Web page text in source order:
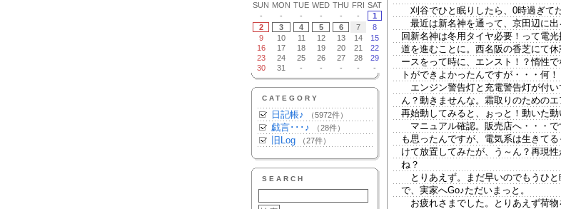
SUN MON TUE WED THU FRI SAT
-
- - - - -
1
2
3 4 5 6 7
8
9
10 11 12 13 14
15
16
17 18 19 20 21
22
23
24 25 26 27 28
29
30
31 - - - - -
CATEGORY
日記帳♪ （5972件）
戯言･･･♪ （28件）
旧Log （27件）
SEARCH
刈谷でひと眠りしたら、0時過ぎて
最近は新名神を通って、京田辺に
回新名神は冬用タイヤ必要！って電
道を進むことに。西名阪の香芝にて
ースをって時に、エンスト！？惰性
トができよかったんですが・・・何！
エンジン警告灯と充電警告灯が付い
ん？動きませんな。霜取りのためのエ
再始動してみると、ぉっと！動いた動
マニュアル確認。販売店へ・・・で
も思ったんですが、電気系は生きて
けて放置してみたが、う～ん？再現
ね？
とりあえず。まだ早いのでもうひと
で、実家へGo♪ただいまっと。
お疲れさまでした。とりあえず荷